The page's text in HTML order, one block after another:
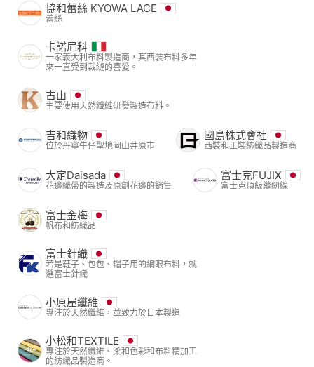
協和蕾絲 KYOWA LACE
蕾絲
卡諾尼科
一家義大利布料製造商，其西裝布料多年
來一直受到裁縫的喜愛。
古山
主要使用天然纖維研發製造布料。
吉和織物
位於丹寧牛仔聖地岡山井原市
國島株式會社
西裝和正裝紡織品製造商
大定Daisada
花邊織帶的製造及原創花邊的銷售
富士克FUJIX
富士克頂級縫紉線
富士金梅
帆布和紡織品
富士針織
若是鞋子、包包、帽子用的網眼布料，就
選富士針織
小原屋纖維
專注於天然纖維，並致力於日本製造
小松和TEXTILE
專注於天然纖維、柔和色彩和布料精加工
的紡織品製造商。